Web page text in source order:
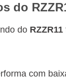
do
do RZZR11
com